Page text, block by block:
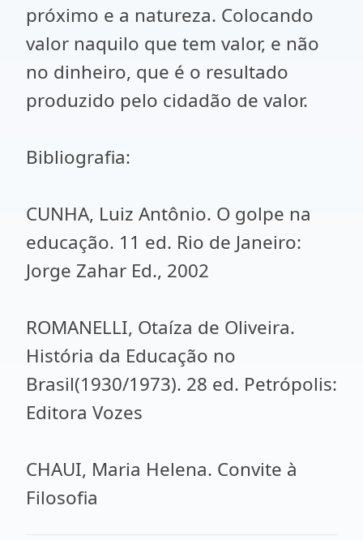
próximo e a natureza. Colocando
valor naquilo que tem valor, e não
no dinheiro, que é o resultado
produzido pelo cidadão de valor.
Bibliografia:
CUNHA, Luiz Antônio. O golpe na
educação. 11 ed. Rio de Janeiro:
Jorge Zahar Ed., 2002
ROMANELLI, Otaíza de Oliveira.
História da Educação no
Brasil(1930/1973). 28 ed. Petrópolis:
Editora Vozes
CHAUI, Maria Helena. Convite à
Filosofia